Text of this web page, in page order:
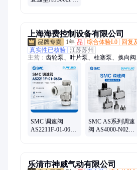
上海海费控制设备有限公司
1年 品 综合体验L0 回复
真实性已核验 江苏苏州
主营： 齿轮泵、叶片泵、柱塞泵、换向阀
达
SMC 调速阀
AS2211F-01-06SA
SMC AS系列调速
阀 AS4000-N02
乐清市神威气动有限公司